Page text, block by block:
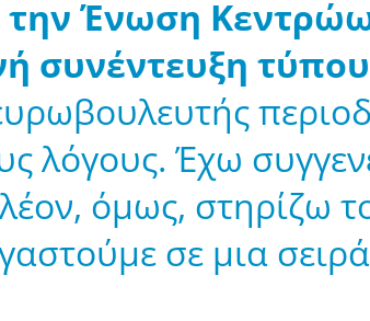
Ένωση
συνέντευξη
λόγους. Έχω
όμως, στηρίζω
σε μια